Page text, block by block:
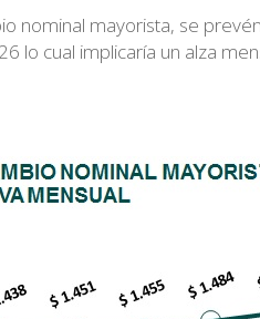
nominal mayorista, se
lo cual implicaría un alza